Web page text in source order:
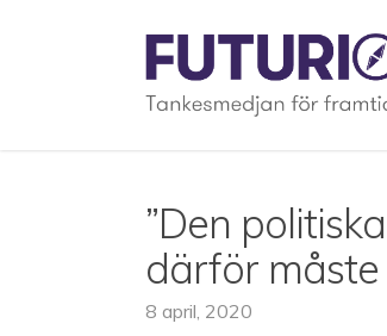
”Den
därför
8 april, 2020